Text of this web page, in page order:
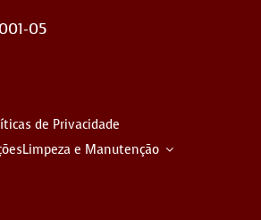
05
de Privacidade
Limpeza e Manutenção